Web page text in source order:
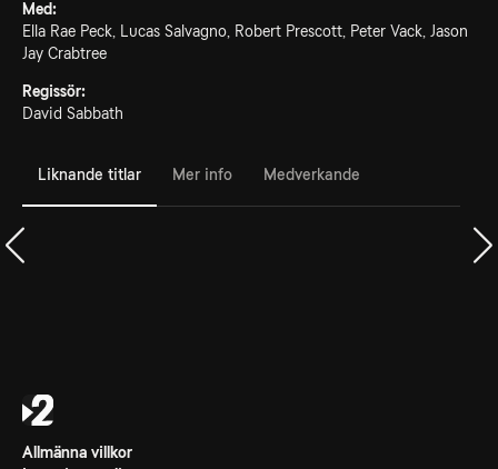
Med:
Ella Rae Peck, Lucas Salvagno, Robert Prescott, Peter Vack, Jason
Jay Crabtree
Regissör:
David Sabbath
Liknande titlar Mer info Medverkande
Allmänna villkor